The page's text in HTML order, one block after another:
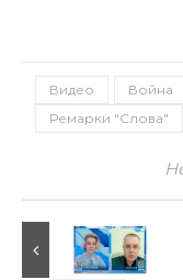
Видео Война
Ремарки "Слова"